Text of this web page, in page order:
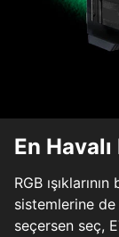
En
RGB
sistemlerine
seçersen seç,